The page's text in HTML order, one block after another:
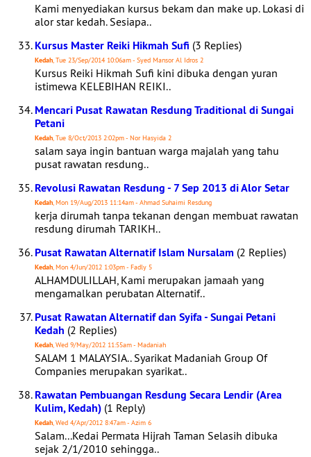
Kami menyediakan kursus bekam dan make up. Lokasi di
alor star kedah. Sesiapa..
Kursus Master Reiki Hikmah Sufi (3 Replies)
Kedah, Tue 23/Sep/2014 10:06am - Syed Mansor Al Idros 2
Kursus Reiki Hikmah Sufi kini dibuka dengan yuran
istimewa KELEBIHAN REIKI..
Mencari Pusat Rawatan Resdung Traditional di Sungai
Petani
Kedah, Tue 8/Oct/2013 2:02pm - Nor Hasyida 2
salam saya ingin bantuan warga majalah yang tahu
pusat rawatan resdung..
Revolusi Rawatan Resdung - 7 Sep 2013 di Alor Setar
Kedah, Mon 19/Aug/2013 11:14am - Ahmad Suhaimi Resdung
kerja dirumah tanpa tekanan dengan membuat rawatan
resdung dirumah TARIKH..
Pusat Rawatan Alternatif Islam Nursalam (2 Replies)
Kedah, Mon 4/Jun/2012 1:03pm - Fadly 5
ALHAMDULILLAH, Kami merupakan jamaah yang
mengamalkan perubatan Alternatif..
Pusat Rawatan Alternatif dan Syifa - Sungai Petani
Kedah (2 Replies)
Kedah, Wed 9/May/2012 11:55am - Madaniah
SALAM 1 MALAYSIA.. Syarikat Madaniah Group Of
Companies merupakan syarikat..
Rawatan Pembuangan Resdung Secara Lendir (Area
Kulim, Kedah) (1 Reply)
Kedah, Wed 4/Apr/2012 8:47am - Azim 6
Salam...Kedai Permata Hijrah Taman Selasih dibuka
sejak 2/1/2010 sehingga..